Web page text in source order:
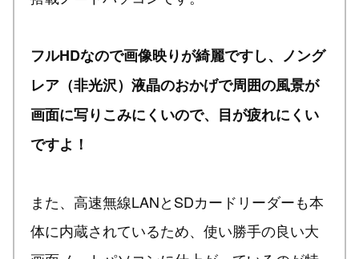
フルHDなので画像映りが綺麗ですし、ノング
レア（非光沢）液晶のおかげで周囲の風景が
画面に写りこみにくいので、目が疲れにくい
ですよ！
また、高速無線LANとSDカードリーダーも本
体に内蔵されているため、使い勝手の良い大